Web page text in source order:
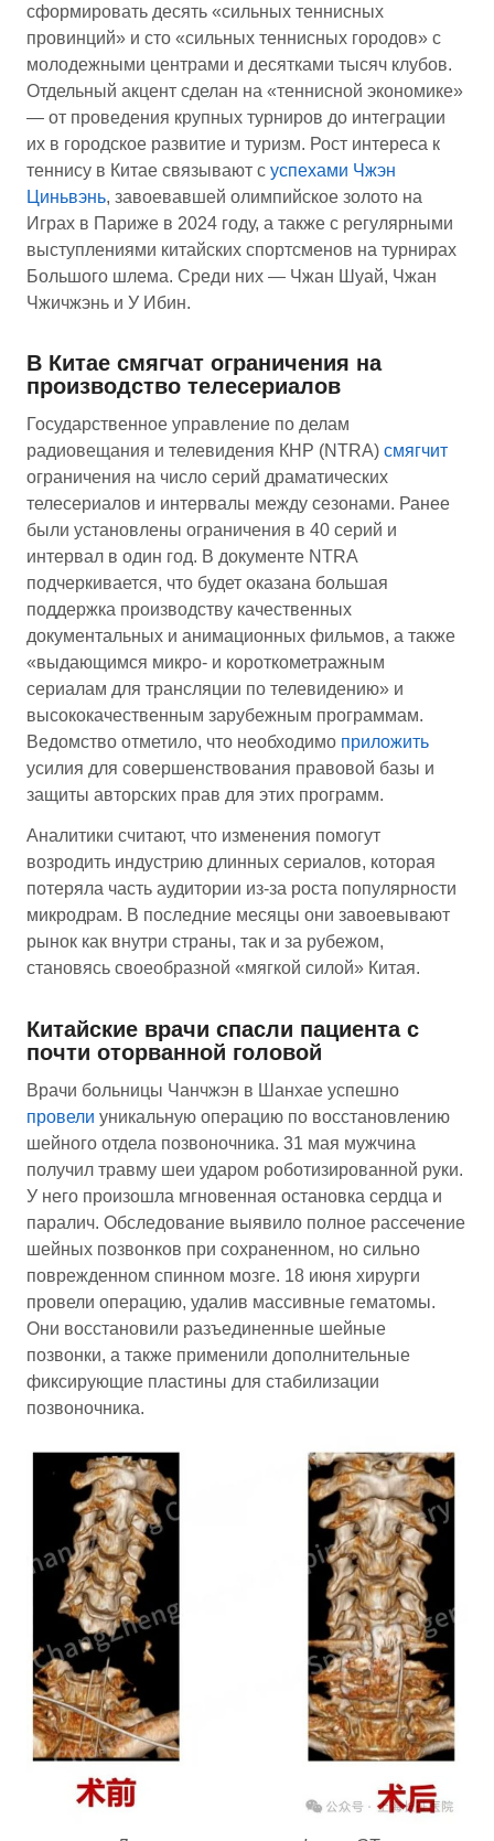
сформировать десять «сильных теннисных
провинций» и сто «сильных теннисных городов» с
молодежными центрами и десятками тысяч клубов.
Отдельный акцент сделан на «теннисной экономике»
— от проведения крупных турниров до интеграции
их в городское развитие и туризм. Рост интереса к
теннису в Китае связывают с успехами Чжэн
Циньвэнь, завоевавшей олимпийское золото на
Играх в Париже в 2024 году, а также с регулярными
выступлениями китайских спортсменов на турнирах
Большого шлема. Среди них — Чжан Шуай, Чжан
Чжичжэнь и У Ибин.
В Китае смягчат ограничения на
производство телесериалов
Государственное управление по делам
радиовещания и телевидения КНР (NTRA) смягчит
ограничения на число серий драматических
телесериалов и интервалы между сезонами. Ранее
были установлены ограничения в 40 серий и
интервал в один год. В документе NTRA
подчеркивается, что будет оказана большая
поддержка производству качественных
документальных и анимационных фильмов, а также
«выдающимся микро- и короткометражным
сериалам для трансляции по телевидению» и
высококачественным зарубежным программам.
Ведомство отметило, что необходимо приложить
усилия для совершенствования правовой базы и
защиты авторских прав для этих программ.
Аналитики считают, что изменения помогут
возродить индустрию длинных сериалов, которая
потеряла часть аудитории из-за роста популярности
микродрам. В последние месяцы они завоевывают
рынок как внутри страны, так и за рубежом,
становясь своеобразной «мягкой силой» Китая.
Китайские врачи спасли пациента с
почти оторванной головой
Врачи больницы Чанчжэн в Шанхае успешно
провели уникальную операцию по восстановлению
шейного отдела позвоночника. 31 мая мужчина
получил травму шеи ударом роботизированной руки.
У него произошла мгновенная остановка сердца и
паралич. Обследование выявило полное рассечение
шейных позвонков при сохраненном, но сильно
поврежденном спинном мозге. 18 июня хирурги
провели операцию, удалив массивные гематомы.
Они восстановили разъединенные шейные
позвонки, а также применили дополнительные
фиксирующие пластины для стабилизации
позвоночника.